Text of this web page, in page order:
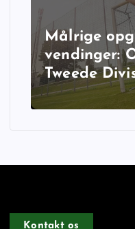
Målrige
vendinger:
Tweede
Kontakt os